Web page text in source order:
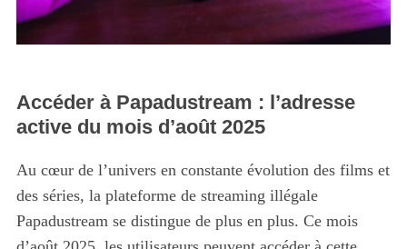
Accéder à Papadustream : l’adresse
active du mois d’août 2025
Au cœur de l’univers en constante évolution des films et
des séries, la plateforme de streaming illégale
Papadustream se distingue de plus en plus. Ce mois